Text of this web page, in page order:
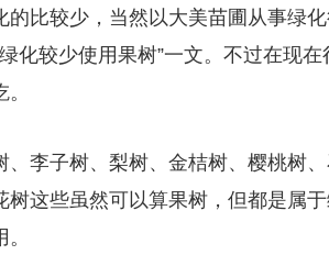
比较少，当然以大美苗圃从事绿
化较少使用果树”一文。不过在现在
李子树、梨树、金桔树、樱桃树
树这些虽然可以算果树，但都是属